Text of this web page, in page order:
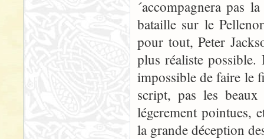
´accompagnera pas
bataille sur le
pour tout, Peter
plus réaliste
impossible de faire le
script, pas les
légerement pointues,
la grande déception